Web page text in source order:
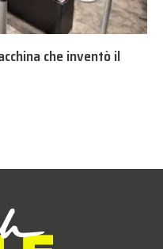
che inventò il